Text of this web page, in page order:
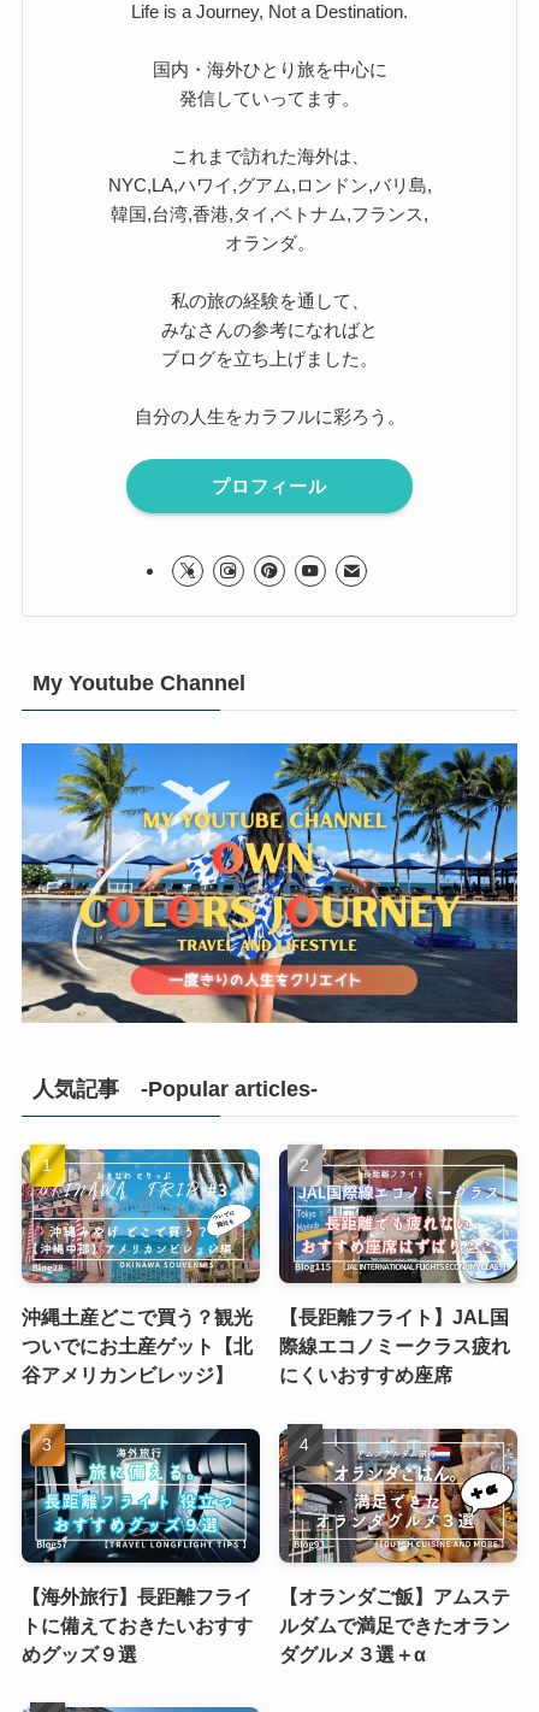
Life is a Journey, Not a Destination.
国内・海外ひとり旅を中心に
発信していってます。
これまで訪れた海外は、
NYC,LA,ハワイ,グアム,ロンドン,バリ島,
韓国,台湾,香港,タイ,ベトナム,フランス,
オランダ。
私の旅の経験を通して、
みなさんの参考になればと
ブログを立ち上げました。
自分の人生をカラフルに彩ろう。
プロフィール
My Youtube Channel
人気記事 -Popular articles-
沖縄土産どこで買う？観光
ついでにお土産ゲット【北
谷アメリカンビレッジ】
【長距離フライト】JAL国
際線エコノミークラス疲れ
にくいおすすめ座席
【海外旅行】長距離フライ
トに備えておきたいおすす
めグッズ９選
【オランダご飯】アムステ
ルダムで満足できたオラン
ダグルメ３選＋α